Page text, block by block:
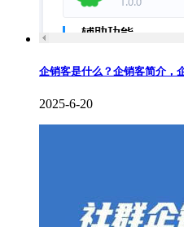
企销客是什么？企销客简介，
2025-6-20